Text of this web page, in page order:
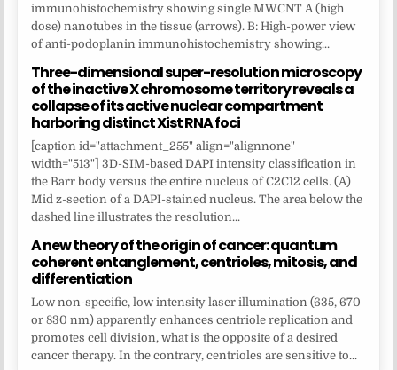
immunohistochemistry showing single MWCNT A (high
dose) nanotubes in the tissue (arrows). B: High-power view
of anti-podoplanin immunohistochemistry showing...
Three-dimensional super-resolution microscopy
of the inactive X chromosome territory reveals a
collapse of its active nuclear compartment
harboring distinct Xist RNA foci
[caption id="attachment_255" align="alignnone"
width="513"] 3D-SIM-based DAPI intensity classification in
the Barr body versus the entire nucleus of C2C12 cells. (A)
Mid z-section of a DAPI-stained nucleus. The area below the
dashed line illustrates the resolution...
A new theory of the origin of cancer: quantum
coherent entanglement, centrioles, mitosis, and
differentiation
Low non-specific, low intensity laser illumination (635, 670
or 830 nm) apparently enhances centriole replication and
promotes cell division, what is the opposite of a desired
cancer therapy. In the contrary, centrioles are sensitive to...